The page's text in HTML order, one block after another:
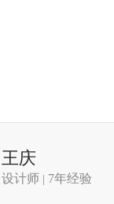
王庆
设计师 | 7年经验